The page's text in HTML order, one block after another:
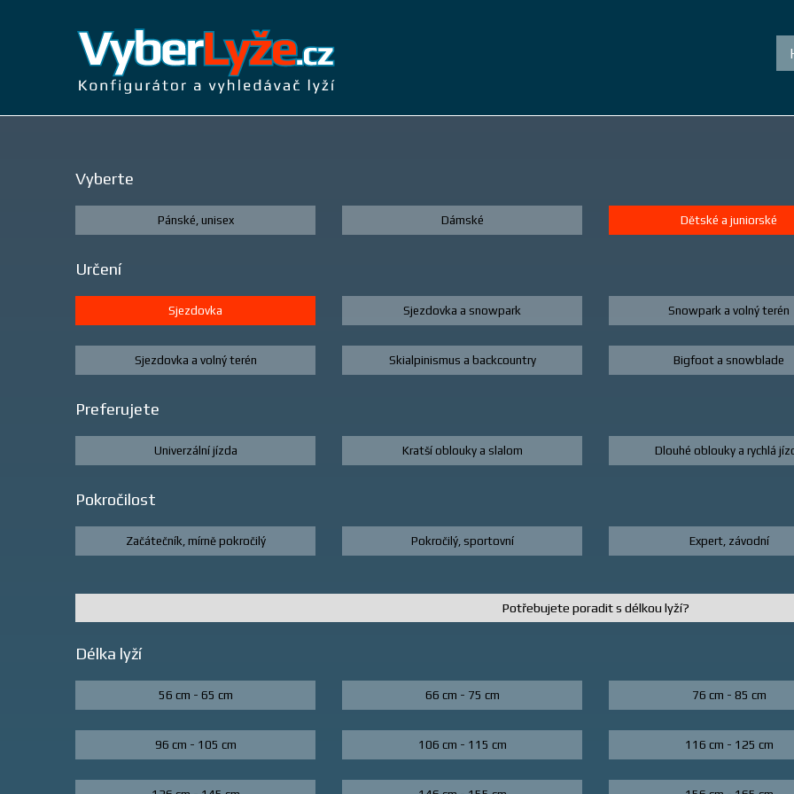
Vyberte
Pánské, unisex Dámské Dětské a juniorské
Určení
Sjezdovka Sjezdovka a snowpark Snowpark a volný terén
Sjezdovka a volný terén Skialpinismus a backcountry Bigfoot a snowblade
Preferujete
Univerzální jízda Kratší oblouky a slalom Dlouhé oblouky a rychlá
Pokročilost
Začátečník, mírně pokročilý Pokročilý, sportovní Expert, závodní
Potřebujete poradit s délkou lyží?
Délka lyží
56 cm - 65 cm 66 cm - 75 cm 76 cm - 85 cm
96 cm - 105 cm 106 cm - 115 cm 116 cm - 125 cm